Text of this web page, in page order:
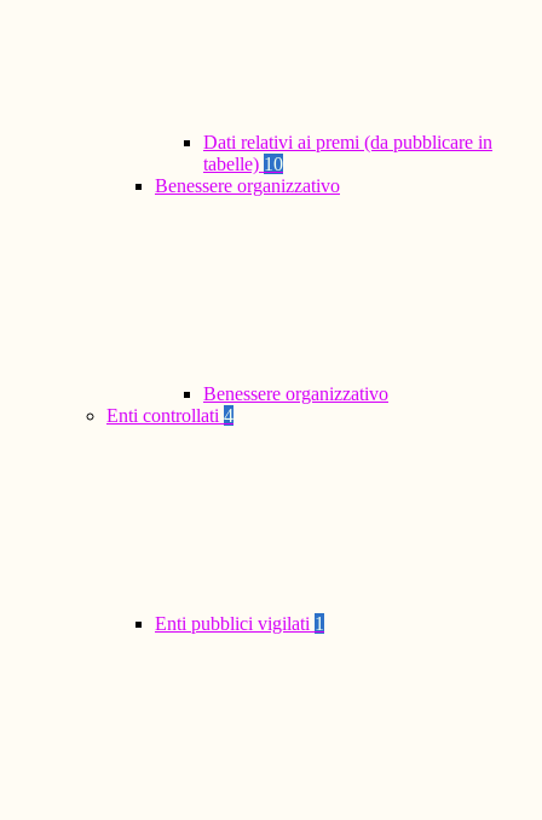
Dati relativi ai premi (da pubblicare in
tabelle) 10
Benessere organizzativo
Benessere organizzativo
Enti controllati 4
Enti pubblici vigilati 1